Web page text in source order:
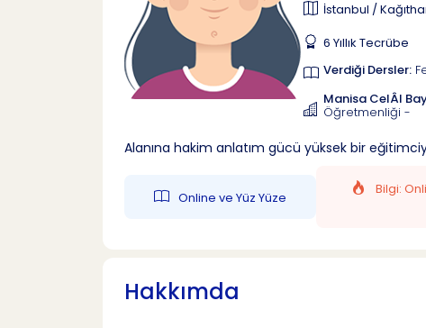
İstanbul /
6 Yıllık Tecrübe
Verdiği Dersler:
Manisa CelÂl
Öğretmenliği -
Alanına hakim anlatım gücü yüksek bir
Online ve Yüz Yüze
Bilgi:
Hakkımda